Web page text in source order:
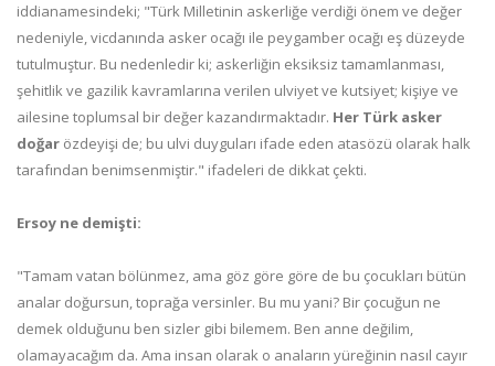
iddianamesindeki; "Türk Milletinin askerliğe verdiği önem ve değer
nedeniyle, vicdanında asker ocağı ile peygamber ocağı eş düzeyde
tutulmuştur. Bu nedenledir ki; askerliğin eksiksiz tamamlanması,
şehitlik ve gazilik kavramlarına verilen ulviyet ve kutsiyet; kişiye ve
ailesine toplumsal bir değer kazandırmaktadır. Her Türk asker
doğar özdeyişi de; bu ulvi duyguları ifade eden atasözü olarak halk
tarafından benimsenmiştir." ifadeleri de dikkat çekti.
Ersoy ne demişti:
"Tamam vatan bölünmez, ama göz göre göre de bu çocukları bütün
analar doğursun, toprağa versinler. Bu mu yani? Bir çocuğun ne
demek olduğunu ben sizler gibi bilemem. Ben anne değilim,
olamayacağım da. Ama insan olarak o anaların yüreğinin nasıl cayır